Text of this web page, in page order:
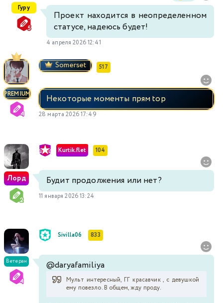
Гуру
Проект находится в неопределенном
статусе, надеюсь будет!
4 апреля 2026 12:41
PREMIUM
Somerset 517
Некоторые моменты прям top
28 марта 2026 17:49
Лорд
Kurtik.flet 104
Будит продолжения или нет?
11 января 2026 13:24
Ветеран
Sivilla06 833
@daryafamiliya
Мульт интересный, ГГ красавчик , с девушкой
ему повезло. В общем, жду проду.